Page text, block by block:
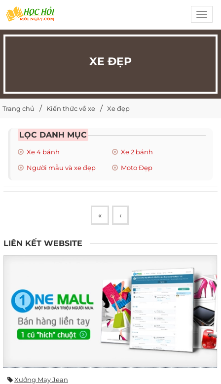
XE ĐẸP
Trang chủ Kiến thức về xe Xe đẹp
LỌC DANH MỤC
Xe 4 bánh
Xe 2 bánh
Người mẫu và xe đẹp
Moto Đẹp
« ‹
LIÊN KẾT WEBSITE
Xưởng May Jean